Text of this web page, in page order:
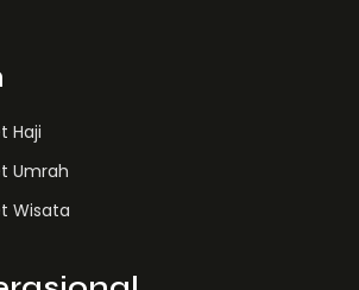
Haji
Umrah
Wisata